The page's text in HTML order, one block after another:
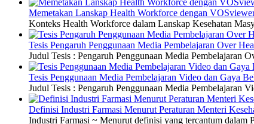
Memetakan Lanskap Health Workforce dengan
Konteks Health Workforce dalam Lanskap Kesehatan
Tesis Pengaruh Penggunaan Media Pembelajaran Over
Judul Tesis : Pengaruh Penggunaan Media Pembelajaran
Tesis Penggunaan Media Pembelajaran Video dan Gaya
Judul Tesis : Pengaruh Penggunaan Media Pembelajaran
Definisi Industri Farmasi Menurut Peraturan Menteri
Industri Farmasi ~ Menurut definisi yang tercantum